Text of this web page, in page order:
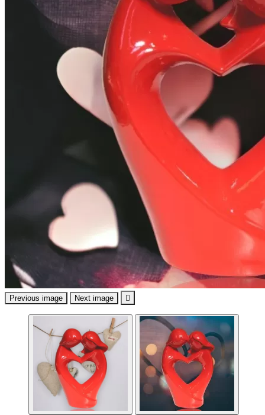
Previous image Next image 